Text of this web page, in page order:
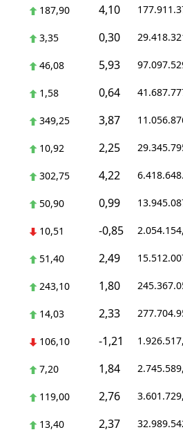
Batman
187,90 4,10
3,35 0,30
46,08 5,93
1,58 0,64
349,25 3,87
10,92 2,25
302,75 4,22
50,90 0,99
10,51 -0,85
51,40 2,49
243,10 1,80
14,03 2,33
106,10 -1,21
7,20 1,84
119,00 2,76
13,40 2,37